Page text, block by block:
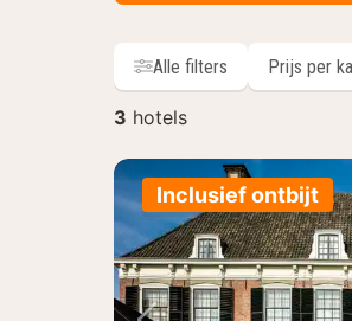
Alle filters Prijs per
3 hotels
hotelsInclusief ontbijt